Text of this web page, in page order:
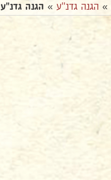
» הגנה גדנ''ע » הגנה גדנ"ע 405